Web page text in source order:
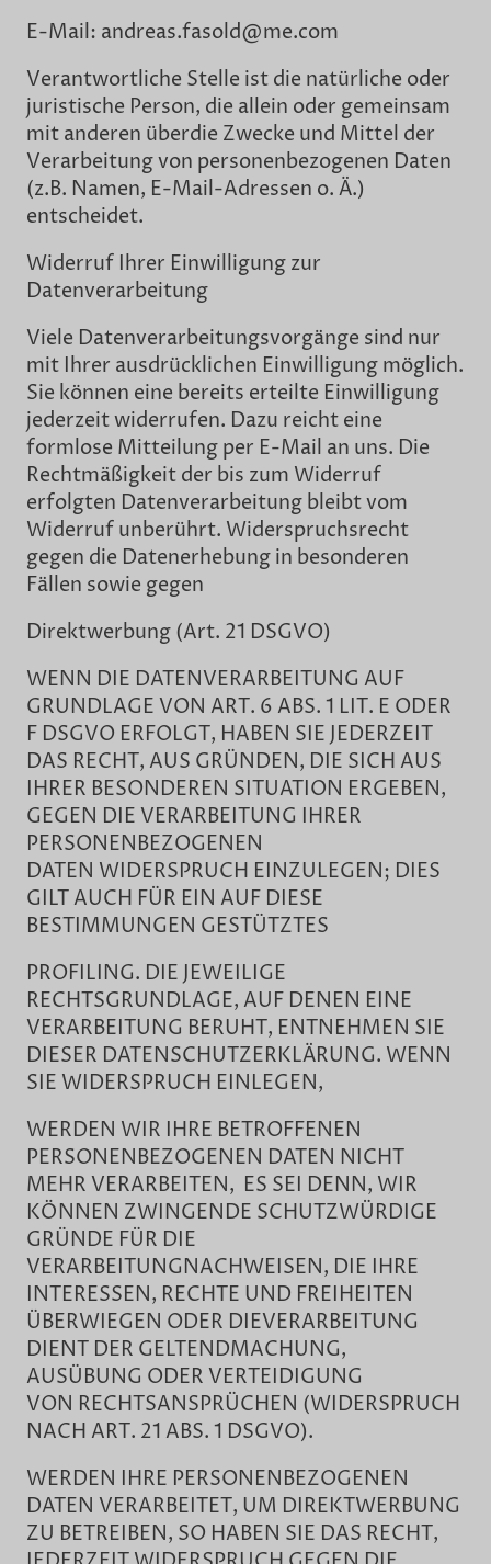
E-Mail: andreas.fasold@me.com
Verantwortliche Stelle ist die natürliche oder
juristische Person, die allein oder gemeinsam
mit anderen überdie Zwecke und Mittel der
Verarbeitung von personenbezogenen Daten
(z.B. Namen, E-Mail-Adressen o. Ä.)
entscheidet.
Widerruf Ihrer Einwilligung zur
Datenverarbeitung
Viele Datenverarbeitungsvorgänge sind nur
mit Ihrer ausdrücklichen Einwilligung möglich.
Sie können eine bereits erteilte Einwilligung
jederzeit widerrufen. Dazu reicht eine
formlose Mitteilung per E-Mail an uns. Die
Rechtmäßigkeit der bis zum Widerruf
erfolgten Datenverarbeitung bleibt vom
Widerruf unberührt. Widerspruchsrecht
gegen die Datenerhebung in besonderen
Fällen sowie gegen
Direktwerbung (Art. 21 DSGVO)
WENN DIE DATENVERARBEITUNG AUF
GRUNDLAGE VON ART. 6 ABS. 1 LIT. E ODER
F DSGVO ERFOLGT, HABEN SIE JEDERZEIT
DAS RECHT, AUS GRÜNDEN, DIE SICH AUS
IHRER BESONDEREN SITUATION ERGEBEN,
GEGEN DIE VERARBEITUNG IHRER
PERSONENBEZOGENEN
DATEN WIDERSPRUCH EINZULEGEN; DIES
GILT AUCH FÜR EIN AUF DIESE
BESTIMMUNGEN GESTÜTZTES
PROFILING. DIE JEWEILIGE
RECHTSGRUNDLAGE, AUF DENEN EINE
VERARBEITUNG BERUHT, ENTNEHMEN SIE
DIESER DATENSCHUTZERKLÄRUNG. WENN
SIE WIDERSPRUCH EINLEGEN,
WERDEN WIR IHRE BETROFFENEN
PERSONENBEZOGENEN DATEN NICHT
MEHR VERARBEITEN, ES SEI DENN, WIR
KÖNNEN ZWINGENDE SCHUTZWÜRDIGE
GRÜNDE FÜR DIE
VERARBEITUNGNACHWEISEN, DIE IHRE
INTERESSEN, RECHTE UND FREIHEITEN
ÜBERWIEGEN ODER DIEVERARBEITUNG
DIENT DER GELTENDMACHUNG,
AUSÜBUNG ODER VERTEIDIGUNG
VON RECHTSANSPRÜCHEN (WIDERSPRUCH
NACH ART. 21 ABS. 1 DSGVO).
WERDEN IHRE PERSONENBEZOGENEN
DATEN VERARBEITET, UM DIREKTWERBUNG
ZU BETREIBEN, SO HABEN SIE DAS RECHT,